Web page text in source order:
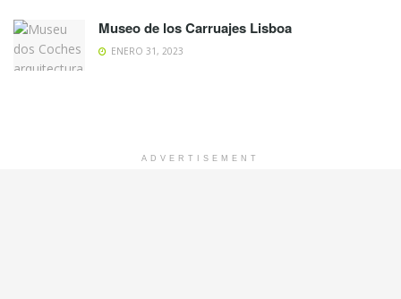
Museo de los Carruajes Lisboa
ENERO 31, 2023
ADVERTISEMENT